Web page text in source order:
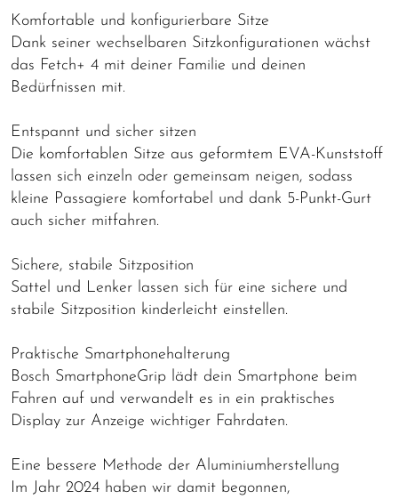
Komfortable und konfigurierbare Sitze
Dank seiner wechselbaren Sitzkonfigurationen wächst
das Fetch+ 4 mit deiner Familie und deinen
Bedürfnissen mit.
Entspannt und sicher sitzen
Die komfortablen Sitze aus geformtem EVA-Kunststoff
lassen sich einzeln oder gemeinsam neigen, sodass
kleine Passagiere komfortabel und dank 5-Punkt-Gurt
auch sicher mitfahren.
Sichere, stabile Sitzposition
Sattel und Lenker lassen sich für eine sichere und
stabile Sitzposition kinderleicht einstellen.
Praktische Smartphonehalterung
Bosch SmartphoneGrip lädt dein Smartphone beim
Fahren auf und verwandelt es in ein praktisches
Display zur Anzeige wichtiger Fahrdaten.
Eine bessere Methode der Aluminiumherstellung
Im Jahr 2024 haben wir damit begonnen,